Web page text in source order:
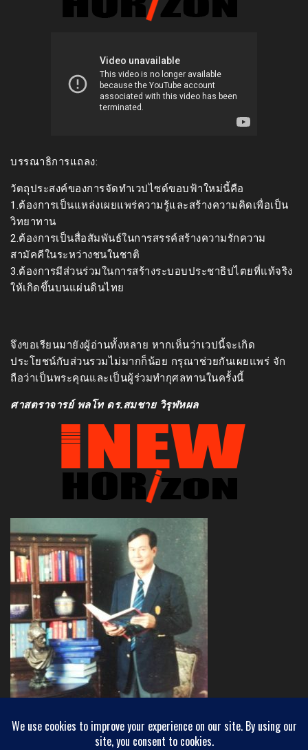
บรรณาธิการแถลง:
วัตถุประสงค์ของการจัดทำเวปไซด์ขอบฟ้าใหม่นี้คือ
1.ต้องการเป็นแหล่งเผยแพร่ความรู้และสร้างความคิดเพื่อเป็น
วิทยาทาน
2.ต้องการเป็นสื่อสัมพันธ์ในการสรรค์สร้างความรักความ
สามัคคีในระหว่างชนในชาติ
3.ต้องการมีส่วนร่วมในการสร้างระบอบประชาธิปไตยที่แท้จริง
ให้เกิดขึ้นบนแผ่นดินไทย
จึงขอเรียนมายังผู้อ่านทั้งหลาย หากเห็นว่าเวปนี้จะเกิด
ประโยชน์กับส่วนรวมไม่มากก็น้อย กรุณาช่วยกันเผยแพร่ จัก
ถือว่าเป็นพระคุณและเป็นผู้ร่วมทำกุศลทานในครั้งนี้
ศาสตราจารย์ พลโท ดร.สมชาย วิรุฬหผล